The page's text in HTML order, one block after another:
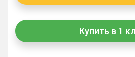
Купить в 1